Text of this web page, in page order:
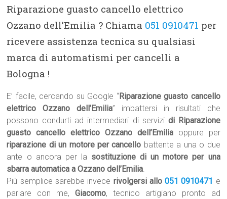
Riparazione guasto cancello elettrico
Ozzano dell’Emilia ? Chiama 051 0910471 per
ricevere assistenza tecnica su qualsiasi
marca di automatismi per cancelli a
Bologna !
E’ facile, cercando su Google “Riparazione guasto cancello
elettrico Ozzano dell’Emilia” imbattersi in risultati che
possono condurti ad intermediari di servizi di Riparazione
guasto cancello elettrico Ozzano dell’Emilia oppure per
riparazione di un motore per cancello battente a una o due
ante o ancora per la sostituzione di un motore per una
sbarra automatica a Ozzano dell’Emilia.
Più semplice sarebbe invece rivolgersi allo051 0910471 e
parlare con me,Giacomo, tecnico artigiano pronto ad